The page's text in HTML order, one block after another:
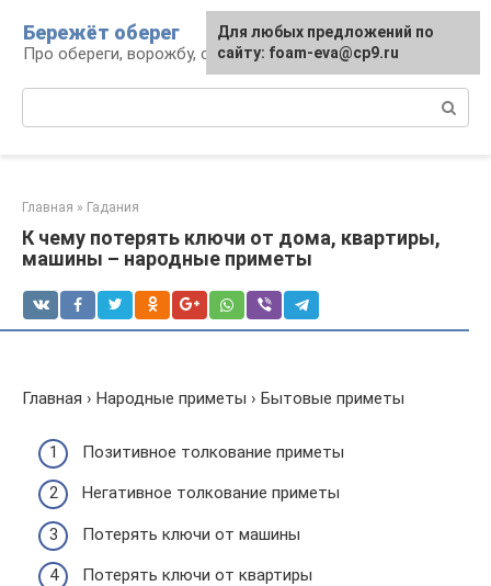
контенту
Бережёт оберег
Про обереги, ворожбу, сны и гадания
Главная » Гадания
К чему потерять ключи от дома, квартиры,
машины – народные приметы
Главная › Народные приметы › Бытовые приметы
Позитивное толкование приметы
Негативное толкование приметы
Потерять ключи от машины
Потерять ключи от квартиры
Для любых предложений по
сайту: foam-eva@cp9.ru